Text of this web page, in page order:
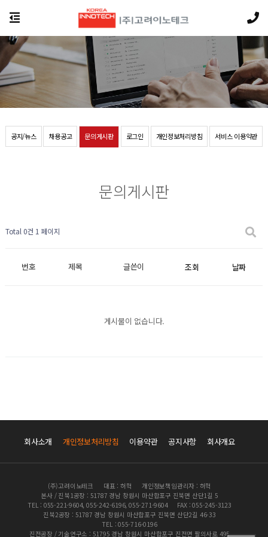
공지/뉴스 채용공고 문의게시판 로그인 개인정보처리방침 서비스 이용약관
문의게시판
Total 0건 1 페이지
번호 제목 글쓴이 조회 날짜
게시물이 없습니다.
회사소개 개인정보처리방침 이용약관 공지사항 회사개요
(주)고려이노테크 대표 : 허혁
개인정보책임관리자 : 허혁
본사 / 진북1공장 : 51787 경남 창원시 마산합포구 진북면 산단1길 5
TEL : 055-221-9604, 055-242-6196, 055-271-9604
FAX : 055-245-3123
진북2공장 : 51787 경남 창원시 마산합포구 진북면 산단2길 46-33
TEL : 055-716-0196
진전공장 / 기술연구소 : 51795 경남 창원시 마산합포구 진전면 팔의사로 495